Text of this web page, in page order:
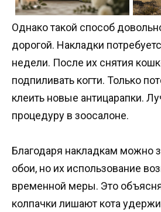
Однако такой способ
дорогой. Накладки
недели. После их снятия
подпиливать когти. Только
клеить новые антицарапки.
процедуру в зоосалоне.
Благодаря накладкам можно
обои, но их использование
временной меры. Это
колпачки лишают кота